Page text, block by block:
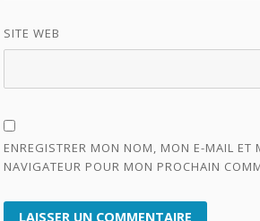
SITE WEB
ENREGISTRER MON NOM, MON E-MAIL ET
NAVIGATEUR POUR MON PROCHAIN